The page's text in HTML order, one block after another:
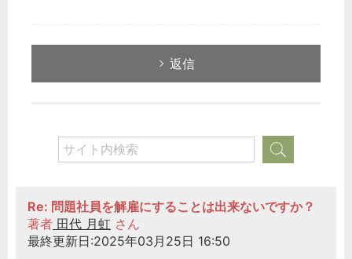
返信
Re: 問題社員を解雇にすることは出来ないですか？
著者 田代 月虹 さん
最終更新日:2025年03月25日 16:50